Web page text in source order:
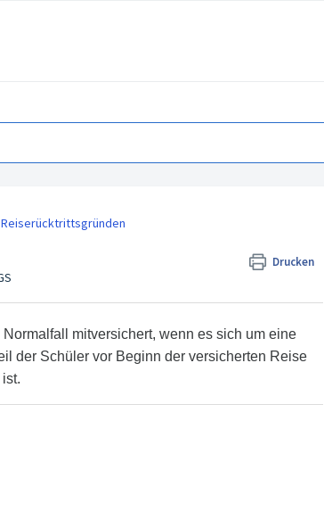
Drucken
mitversichert, wenn es sich um eine
der Schüler vor Beginn der versicherten Reise